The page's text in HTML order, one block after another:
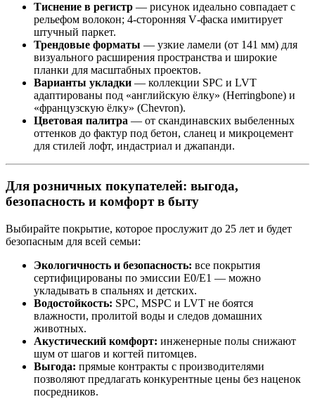
Тиснение в регистр — рисунок идеально совпадает с
рельефом волокон; 4‑сторонняя V‑фаска имитирует
штучный паркет.
Трендовые форматы — узкие ламели (от 141 мм) для
визуального расширения пространства и широкие
планки для масштабных проектов.
Варианты укладки — коллекции SPC и LVT
адаптированы под «английскую ёлку» (Herringbone) и
«французскую ёлку» (Chevron).
Цветовая палитра — от скандинавских выбеленных
оттенков до фактур под бетон, сланец и микроцемент
для стилей лофт, индастриал и джапанди.
Для розничных покупателей: выгода,
безопасность и комфорт в быту
Выбирайте покрытие, которое прослужит до 25 лет и будет
безопасным для всей семьи:
Экологичность и безопасность: все покрытия
сертифицированы по эмиссии E0/E1 — можно
укладывать в спальнях и детских.
Водостойкость: SPC, MSPC и LVT не боятся
влажности, пролитой воды и следов домашних
животных.
Акустический комфорт: инженерные полы снижают
шум от шагов и когтей питомцев.
Выгода: прямые контракты с производителями
позволяют предлагать конкурентные цены без наценок
посредников.